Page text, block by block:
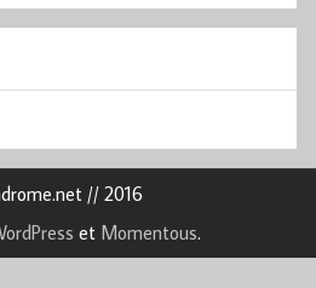
// 2016
et Momentous.